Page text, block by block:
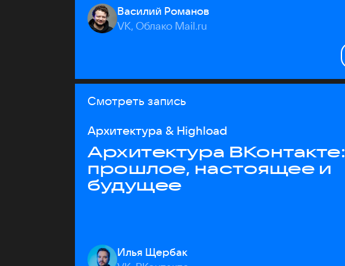
Василий Романов
VK, Облако Mail.ru
Смотреть запись
Архитектура & Highload
Архитектура ВКонтакте:
прошлое, настоящее и
будущее
Илья Щербак